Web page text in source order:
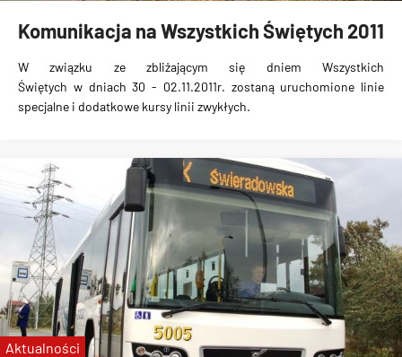
Komunikacja na Wszystkich Świętych 2011
W związku ze zbliżającym się dniem Wszystkich
Świętych w dniach 30 - 02.11.2011r. zostaną uruchomione linie
specjalne i dodatkowe kursy linii zwykłych.
Aktualności